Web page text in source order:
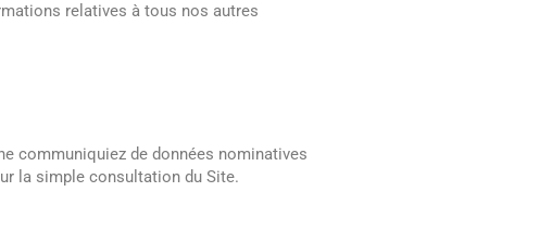
relatives à tous nos autres
communiquiez de données nominatives
la simple consultation du Site.